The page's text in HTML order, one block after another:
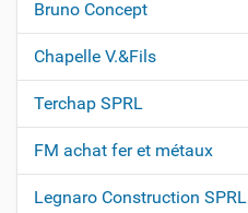
t
i
n
Bruno Concept
Chapelle V.&Fils
Terchap SPRL
FM achat fer et métaux
Legnaro Construction SPRL